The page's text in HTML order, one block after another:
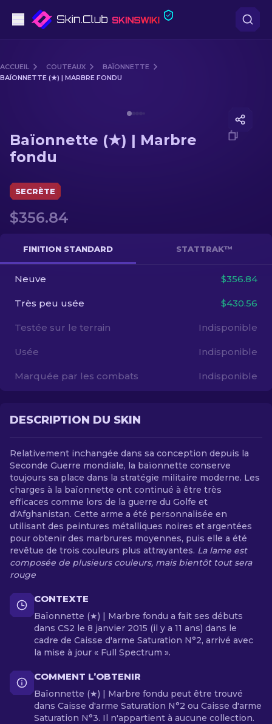
Milieu de gamme
Fusils de Précision
Gants
Autre
FR
ACCUEIL COUTEAUX
BAÏONNETTE
BAÏONNETTE (★) | MARBRE FONDU
Baïonnette (★) | Marbre
fondu
SECRÈTE
$356.84
FINITION STANDARD STATTRAK™
Neuve $356.84
Très peu usée $430.56
Testée sur le terrain Indisponible
Usée Indisponible
Marquée par les combats Indisponible
DESCRIPTION DU SKIN
Relativement inchangée dans sa conception depuis la
Seconde Guerre mondiale, la baïonnette conserve
toujours sa place dans la stratégie militaire moderne. Les
charges à la baïonnette ont continué à être très
efficaces comme lors de la guerre du Golfe et
d'Afghanistan. Cette arme a été personnalisée en
utilisant des peintures métalliques noires et argentées
pour obtenir des marbrures moyennes, puis elle a été
revêtue de trois couleurs plus attrayantes. La lame est
composée de plusieurs couleurs, mais bientôt tout sera
rouge
CONTEXTE
Baïonnette (★) | Marbre fondu a fait ses débuts
dans CS2 le 8 janvier 2015 (il y a 11 ans) dans le
cadre de Caisse d'arme Saturation N°2, arrivé avec
la mise à jour « Full Spectrum ».
COMMENT L’OBTENIR
Baïonnette (★) | Marbre fondu peut être trouvé
dans Caisse d'arme Saturation N°2 ou Caisse d'arme
Saturation N°3. Il n'appartient à aucune collection.